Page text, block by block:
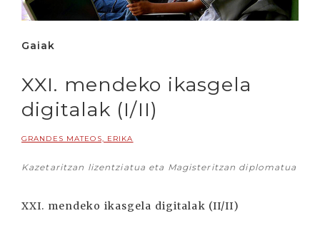
Gaiak
XXI. mendeko ikasgela
digitalak (I/II)
GRANDES MATEOS, ERIKA
Kazetaritzan lizentziatua eta Magisteritzan diplomatua
XXI. mendeko ikasgela digitalak (II/II)